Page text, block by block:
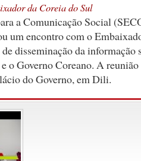
da Coreia do Sul
a Comunicação Social
um encontro com o
disseminação da informação
o Governo Coreano. A
do Governo, em Dili.